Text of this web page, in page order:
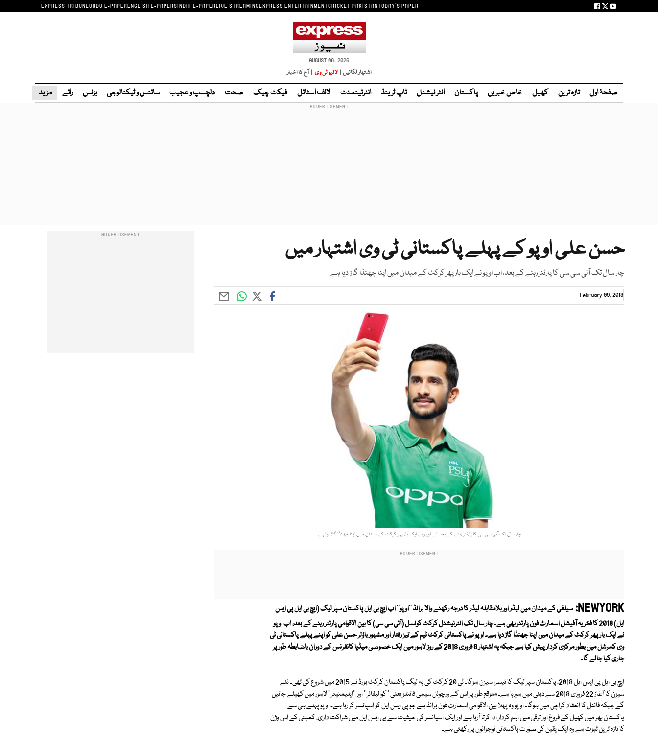
EXPRESS TRIBUNEURDU E-PAPERENGLISH E-PAPERSINDHI E-PAPERLIVE STREAMINGEXPRESS ENTERTAINMENTCRICKET PAKISTANTODAY'S PAPER
AUGUST 06, 2026
اشتہار لگائیں | لائیو ٹی وی | آج کا اخبار
صفحۂ اول تازہ ترین کھیل خاص خبریں پاکستان انٹر نیشنل ٹاپ ٹرینڈ انٹرٹینمنٹ لائف اسٹائل فیکٹ چیک صحت دلچسپ و عجیب سائنس و ٹیکنالوجی بزنس رائے مزید
حسن علی اوپو کے پہلے پاکستانی ٹی وی اشتہار میں
چار سال تک آئی سی سی کا پارٹنر رہنے کے بعد، اب اوپو نے ایک بار پھر کرکٹ کے میدان میں اپنا جھنڈا گاڑ دیا ہے
February 09, 2018
چار سال تک آئی سی سی کا پارٹنر رہنے کے بعد، اب اوپو نے ایک بار پھر کرکٹ کے میدان میں اپنا جھنڈا گاڑ دیا ہے
NEWYORK: سیلفی کے میدان میں لیڈر اور بلامقابلہ لیڈر کا درجہ رکھنے والا برانڈ ''اوپو'' اب ایچ بی ایل پاکستان سپر لیگ (ایچ بی ایل پی ایس
ایل) 2018 کا فخریہ آفیشل اسمارٹ فون پارٹنر بھی ہے۔ چار سال تک انٹرنیشنل کرکٹ کونسل (آئی سی سی) کا بین الاقوامی پارٹنر رہنے کے بعد، اب اوپو
نے ایک بار پھر کرکٹ کے میدان میں اپنا جھنڈا گاڑ دیا ہے۔ اوپو نے پاکستانی کرکٹ ٹیم کے تیز رفتار اور مشہور باؤلر حسن علی کو اپنے پہلے پاکستانی ٹی
وی کمرشل میں بطور مرکزی کردار پیش کیا ہے جبکہ یہ اشتہار 8 فروری 2018 کے روز لاہور میں ایک خصوصی میڈیا کانفرنس کے دوران باضابطہ طور پر
جاری کیا جائے گا۔
ایچ بی ایل پی ایس ایل 2018، پاکستان سپر لیگ کا تیسرا سیزن ہوگا۔ ٹی 20 کرکٹ کی یہ لیگ پاکستان کرکٹ بورڈ نے 2015 میں شروع کی تھی۔ نئے
سیزن کا آغاز 22 فروری 2018 سے دبئی میں ہورہا ہے۔ متوقع طور پر اس کے ورچوئل سیمی فائنلز یعنی ''کوالیفائر'' اور ''ایلیمنیٹر'' لاہور میں کھیلے جائیں
گے جبکہ فائنل کا انعقاد کراچی میں ہوگا۔ اوپو وہ پہلا بین الاقوامی اسمارٹ فون برانڈ ہے جو پی ایس ایل کو اسپانسر کر رہا ہے۔ اوپو پہلے ہی سے
پاکستان بھر میں کھیل کے فروغ اور ترقی میں اہم کردار ادا کرتا آرہا ہے اور ایک اسپانسر کی حیثیت سے پی ایس ایل میں شراکت داری، کمپنی کے اس وژن
کا تازہ ترین ثبوت ہے وہ ایک یقین کی صورت پاکستانی نوجوانوں پر رکھتی ہے۔